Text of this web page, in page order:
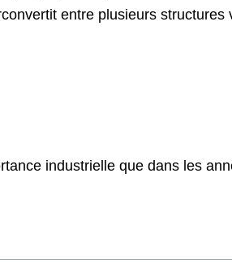
entre plusieurs
industrielle que dans les